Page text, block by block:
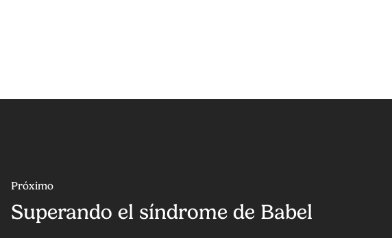
Próximo
Superando el síndrome de Babel